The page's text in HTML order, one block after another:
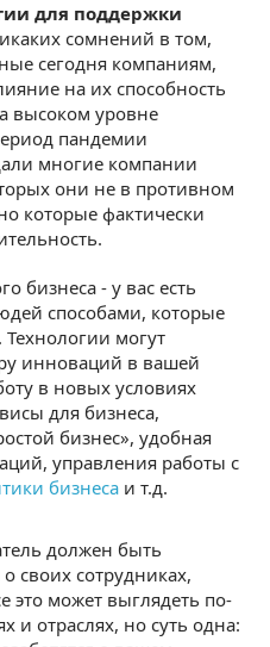
для поддержки
сомнений в том,
сегодня компаниям,
на их способность
высоком уровне
пандемии
многие компании
они не в противном
которые фактически
бизнеса - у вас есть
способами, которые
могут
инноваций в вашей
в новых условиях
для бизнеса,
бизнес», удобная
управления работы с
бизнеса и т.д.
должен быть
своих сотрудниках,
это может выглядеть по-
и отраслях, но суть одна: